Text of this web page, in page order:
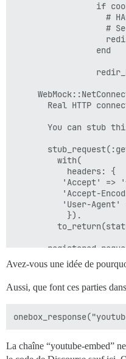
if
#
#
                 end
Real HTTP
You can stub
         with(
           headers: {
'Accept' =>
'Accept-
'User-Agent'
           }).
registered
Avez-vous une idée de
Aussi, que font ces parties dans
La chaîne “youtube-embed”